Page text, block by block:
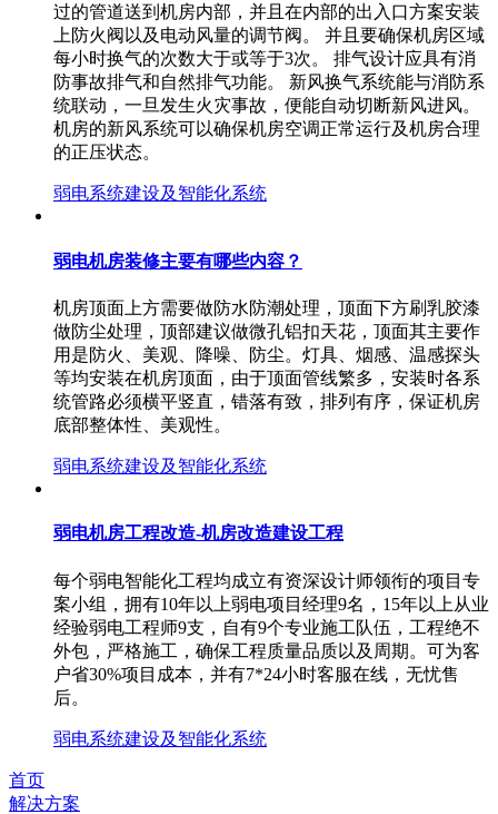
过的管道送到机房内部，并且在内部的出入口方案安装
上防火阀以及电动风量的调节阀。 并且要确保机房区域
每小时换气的次数大于或等于3次。 排气设计应具有消
防事故排气和自然排气功能。 新风换气系统能与消防系
统联动，一旦发生火灾事故，便能自动切断新风进风。
机房的新风系统可以确保机房空调正常运行及机房合理
的正压状态。
弱电系统建设及智能化系统
弱电机房装修主要有哪些内容？
机房顶面上方需要做防水防潮处理，顶面下方刷乳胶漆
做防尘处理，顶部建议做微孔铝扣天花，顶面其主要作
用是防火、美观、降噪、防尘。灯具、烟感、温感探头
等均安装在机房顶面，由于顶面管线繁多，安装时各系
统管路必须横平竖直，错落有致，排列有序，保证机房
底部整体性、美观性。
弱电系统建设及智能化系统
弱电机房工程改造-机房改造建设工程
每个弱电智能化工程均成立有资深设计师领衔的项目专
案小组，拥有10年以上弱电项目经理9名，15年以上从业
经验弱电工程师9支，自有9个专业施工队伍，工程绝不
外包，严格施工，确保工程质量品质以及周期。可为客
户省30%项目成本，并有7*24小时客服在线，无忧售
后。
弱电系统建设及智能化系统
首页
解决方案